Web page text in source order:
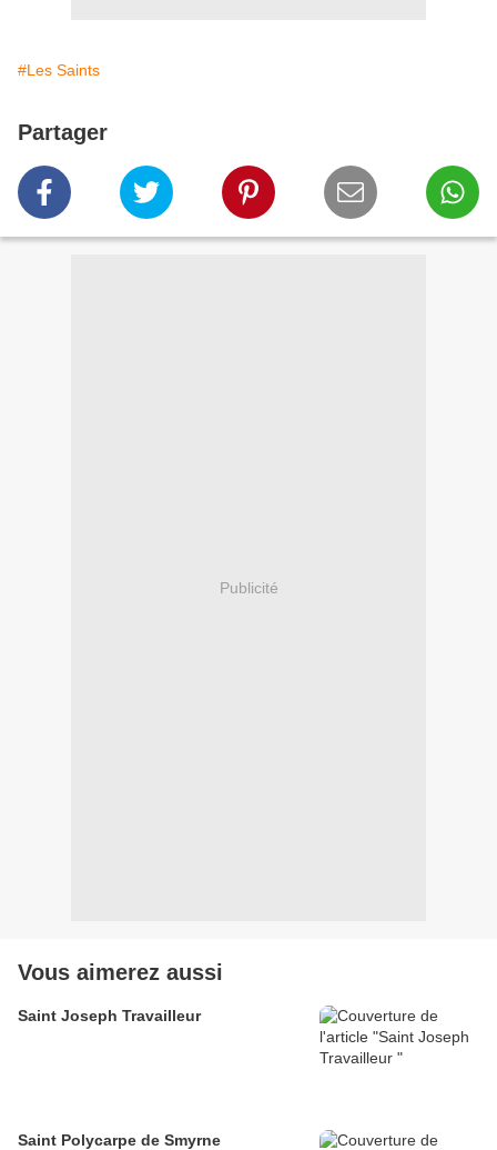
#Les Saints
Partager
Publicité
Vous aimerez aussi
Saint Joseph Travailleur
Saint Polycarpe de Smyrne